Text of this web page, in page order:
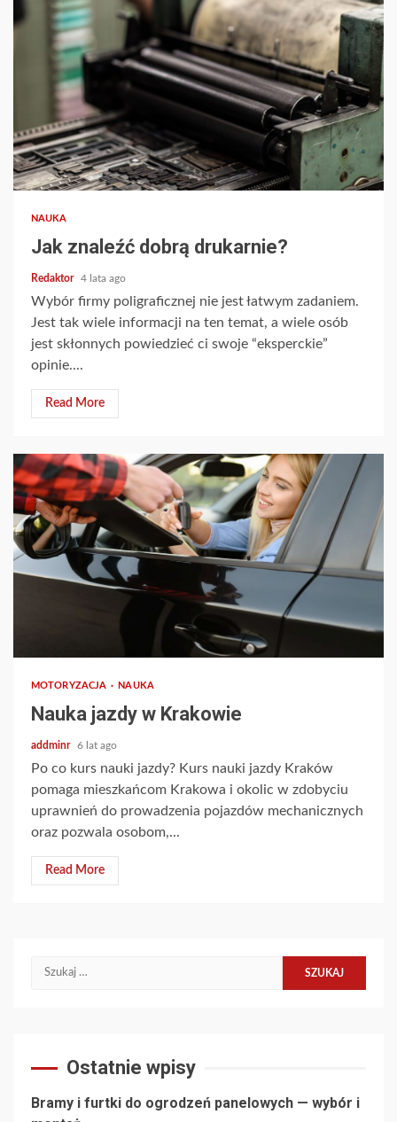
NAUKA
Jak znaleźć dobrą drukarnie?
Redaktor 4 lata ago
Wybór firmy poligraficznej nie jest łatwym zadaniem.
Jest tak wiele informacji na ten temat, a wiele osób
jest skłonnych powiedzieć ci swoje “eksperckie”
opinie....
Read More
MOTORYZACJA NAUKA
Nauka jazdy w Krakowie
addminr 6 lat ago
Po co kurs nauki jazdy? Kurs nauki jazdy Kraków
pomaga mieszkańcom Krakowa i okolic w zdobyciu
uprawnień do prowadzenia pojazdów mechanicznych
oraz pozwala osobom,...
Read More
Szukaj:
Ostatnie wpisy
Bramy i furtki do ogrodzeń panelowych — wybór i